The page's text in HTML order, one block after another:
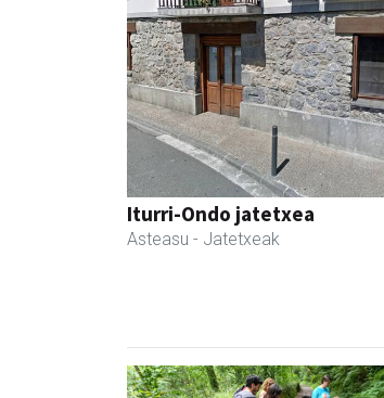
Iturri-Ondo jatetxea
Asteasu - Jatetxeak